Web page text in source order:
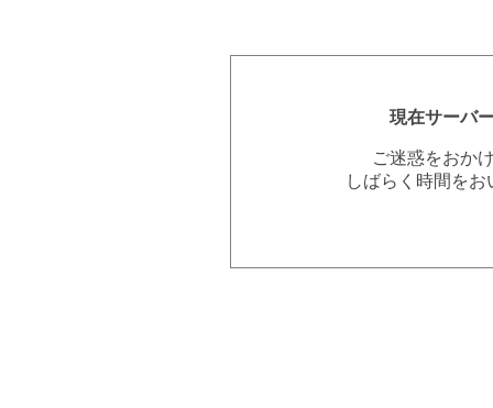
現在サーバ
ご迷惑をおか
しばらく時間を